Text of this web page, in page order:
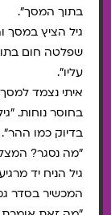
בתוך המסך".
גיל הציץ במסך
שפלטה חום בתוך
עליו".
איתי נצמד
בחוסר נוחות.
בדיוק כמו
"מה נסגר?
גיל הניח יד
המכשיר בסדר